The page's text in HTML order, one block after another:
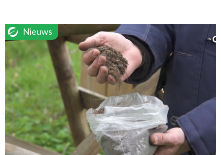
Nieuws